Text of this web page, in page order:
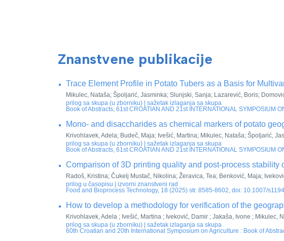
Znanstvene publikacije
Trace Element Profile in Potato Tubers as a Basis for
Mikulec, Nataša; Špoljarić, Jasminka; Slunjski, Sanja; Lazarević, Boris;
prilog sa skupa (u zborniku) | sažetak izlaganja sa skupa
Book of Abstracts, 61st CROATIAN AND 21st INTERNATIONAL
Mono- and disaccharides as chemical markers of potato
Krivohlavek, Adela; Budeč, Maja; Ivešić, Martina; Mikulec, Nataša; Špoljarić,
prilog sa skupa (u zborniku) | sažetak izlaganja sa skupa
Book of Abstracts, 61st CROATIAN AND 21st INTERNATIONAL
Comparison of 3D printing quality and post-process
Radoš, Kristina; Čukelj Mustač, Nikolina; Žeravica, Tea; Benković, Maja;
prilog u časopisu | izvorni znanstveni rad
Food and Bioprocess Technology, 18 (2025) str. 8585-8602, doi: 10.1007/
How to develop a methodology for verification of the
Krivohlavek, Adela ; Ivešić, Martina ; Iveković, Damir ; Jakaša, Ivone ; Mikulec,
prilog sa skupa (u zborniku) | sažetak izlaganja sa skupa
60th Croatian and 20th International Symposium on Agriculture : Book of